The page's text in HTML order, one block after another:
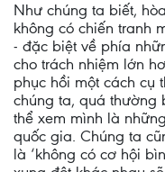
Như chúng ta biết,
không có chiến tranh
- đặc biệt về phía
cho trách nhiệm lớn
phục hồi một cách cụ
chúng ta, quá thường
thể xem mình là
quốc gia. Chúng ta
là ‘không có cơ hội